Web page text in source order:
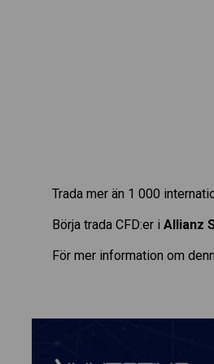
Trada mer än 1 000
Börja trada CFD:er i Allianz
För mer information om